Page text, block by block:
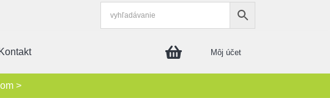
Kontakt Môj účet
>